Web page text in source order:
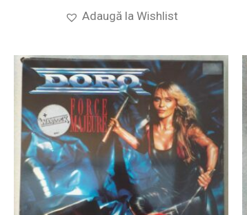
Adaugă la Wishlist